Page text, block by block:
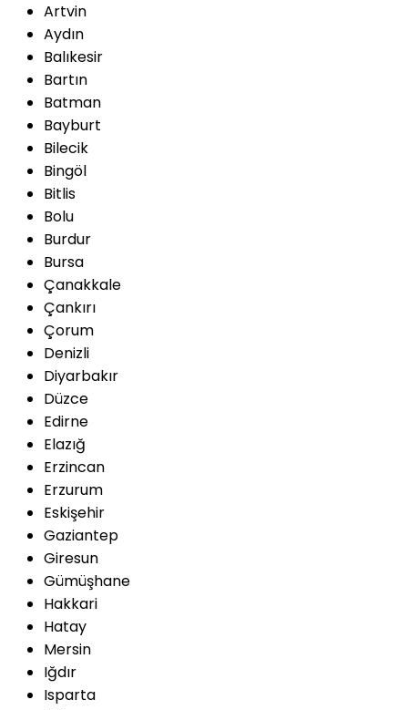
Artvin
Aydın
Balıkesir
Bartın
Batman
Bayburt
Bilecik
Bingöl
Bitlis
Bolu
Burdur
Bursa
Çanakkale
Çankırı
Çorum
Denizli
Diyarbakır
Düzce
Edirne
Elazığ
Erzincan
Erzurum
Eskişehir
Gaziantep
Giresun
Gümüşhane
Hakkari
Hatay
Mersin
Iğdır
Isparta